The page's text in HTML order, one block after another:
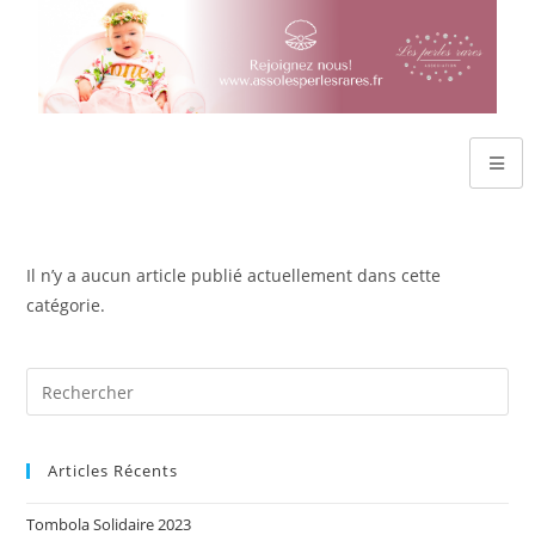
Il n’y a aucun article publié actuellement dans cette
catégorie.
Articles Récents
Tombola Solidaire 2023